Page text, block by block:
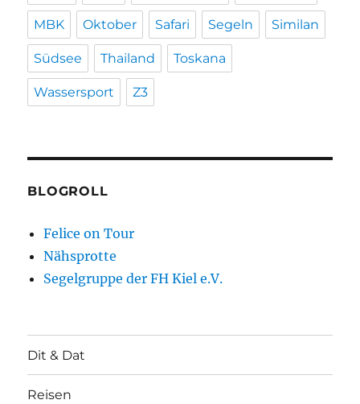
MBK Oktober Safari Segeln Similan
Südsee Thailand Toskana
Wassersport Z3
BLOGROLL
Felice on Tour
Nähsprotte
Segelgruppe der FH Kiel e.V.
Dit & Dat
Reisen